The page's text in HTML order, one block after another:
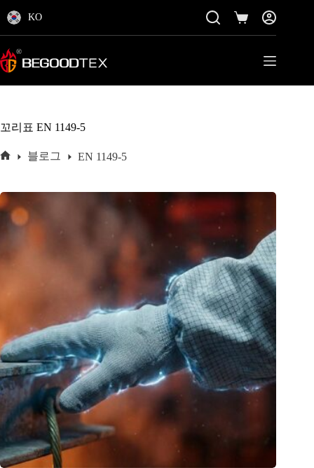
텐
츠
로
바
KO
쇼
핑
꼬리표 EN 1149-5
블로그 EN 1149-5